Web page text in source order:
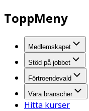
ToppMeny
Medlemskapet
Stöd på jobbet
Förtroendevald
Våra branscher
Hitta kurser